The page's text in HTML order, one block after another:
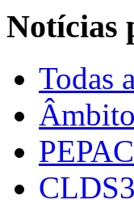
Notícias
Todas